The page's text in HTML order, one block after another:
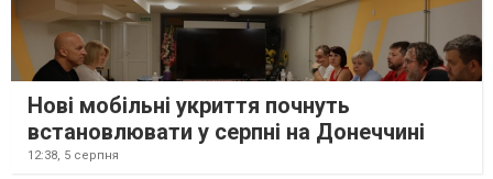
Нові мобільні укриття почнуть
встановлювати у серпні на Донеччині
12:38, 5 серпня